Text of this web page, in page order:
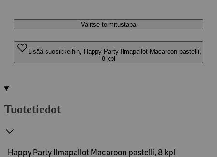
Valitse toimitustapa
Lisää suosikkeihin, Happy Party Ilmapallot Macaroon pastelli,
8 kpl
Tuotetiedot
Happy Party Ilmapallot Macaroon pastelli, 8 kpl